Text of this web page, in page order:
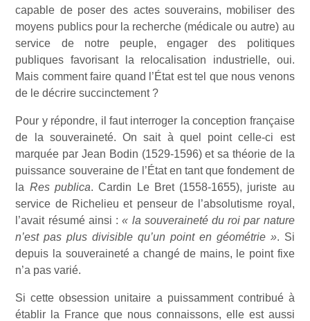
capable de poser des actes souverains, mobiliser des
moyens publics pour la recherche (médicale ou autre) au
service de notre peuple, engager des politiques
publiques favorisant la relocalisation industrielle, oui.
Mais comment faire quand l’État est tel que nous venons
de le décrire succinctement ?
Pour y répondre, il faut interroger la conception française
de la souveraineté. On sait à quel point celle-ci est
marquée par Jean Bodin (1529-1596) et sa théorie de la
puissance souveraine de l’État en tant que fondement de
la Res publica. Cardin Le Bret (1558-1655), juriste au
service de Richelieu et penseur de l’absolutisme royal,
l’avait résumé ainsi :« la souveraineté du roi par nature
n’est pas plus divisible qu’un point en géométrie ». Si
depuis la souveraineté a changé de mains, le point fixe
n’a pas varié.
Si cette obsession unitaire a puissamment contribué à
établir la France que nous connaissons, elle est aussi